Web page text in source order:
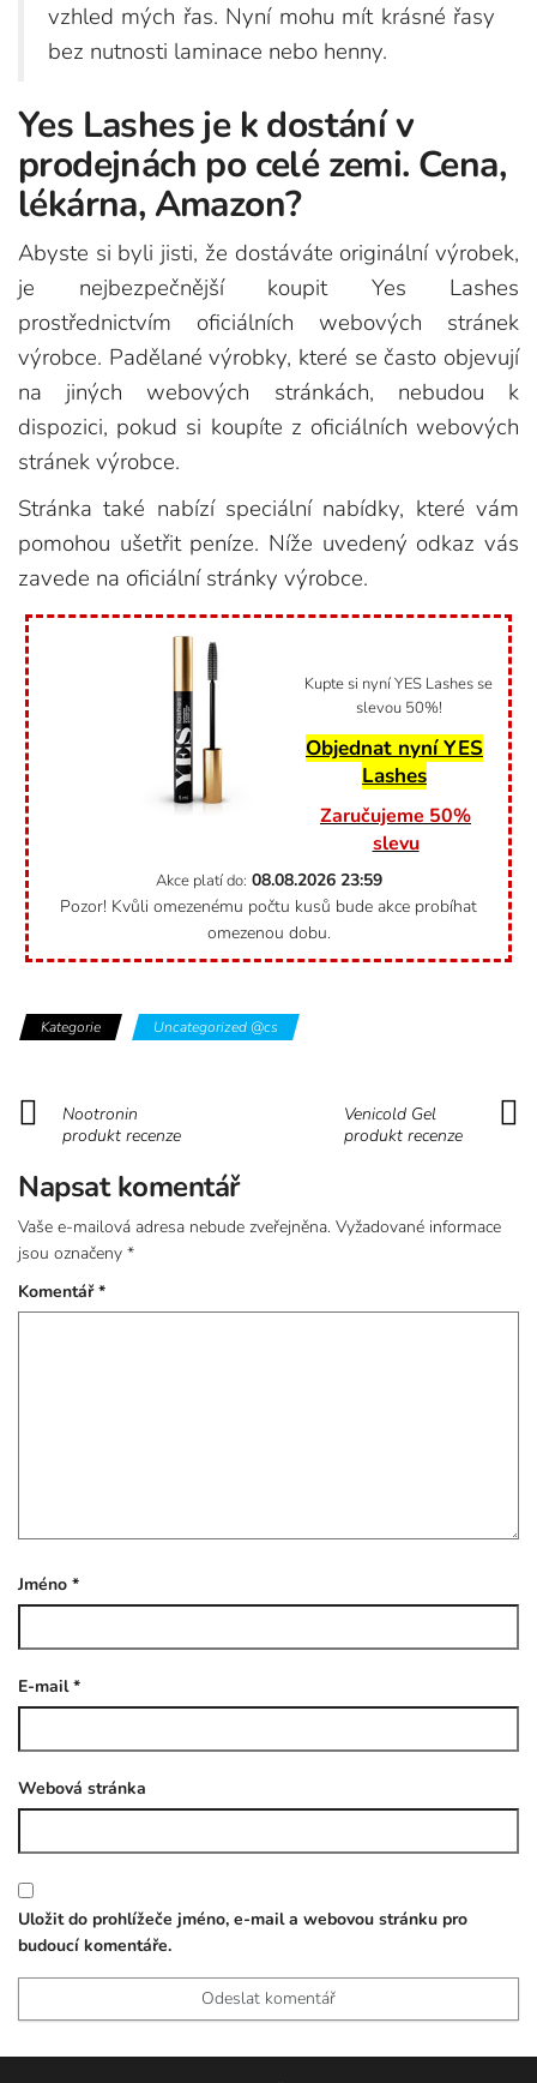
vzhled mých řas. Nyní mohu mít krásné řasy
bez nutnosti laminace nebo henny.
Yes Lashes je k dostání v
prodejnách po celé zemi. Cena,
lékárna, Amazon?
Abyste si byli jisti, že dostáváte originální výrobek,
je nejbezpečnější koupit Yes Lashes
prostřednictvím oficiálních webových stránek
výrobce. Padělané výrobky, které se často objevují
na jiných webových stránkách, nebudou k
dispozici, pokud si koupíte z oficiálních webových
stránek výrobce.
Stránka také nabízí speciální nabídky, které vám
pomohou ušetřit peníze. Níže uvedený odkaz vás
zavede na oficiální stránky výrobce.
Kupte si nyní YES Lashes se
slevou 50%!
Objednat nyní YES
Lashes
Zaručujeme 50%
slevu
Akce platí do: 08.08.2026 23:59
Pozor! Kvůli omezenému počtu kusů bude akce probíhat
omezenou dobu.
Kategorie Uncategorized @cs
Nootronin
produkt recenze
Venicold Gel
produkt recenze
Napsat komentář
Vaše e-mailová adresa nebude zveřejněna. Vyžadované informace
jsou označeny *
Komentář*
Jméno *
E-mail*
Webová stránka
Uložit do prohlížeče jméno, e-mail a webovou stránku pro
budoucí komentáře.